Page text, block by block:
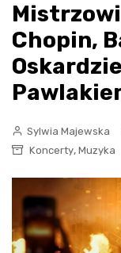
Chopin,
Sylwia Majewska
Koncerty, Muzyka